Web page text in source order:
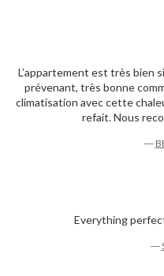
L’appartement est très bien
prévenant, très bonne
climatisation avec cette
refait. Nous
―
Everything
―